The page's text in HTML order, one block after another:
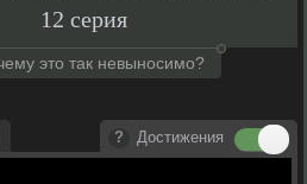
12 серия
это так невыносимо?
Достижения